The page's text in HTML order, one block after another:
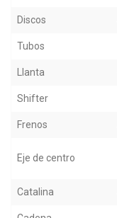
Discos
Tubos
Llanta
Shifter
Frenos
Eje de centro
Catalina